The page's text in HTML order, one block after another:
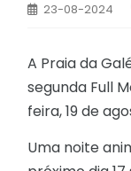
23-08-2024
A Praia da
segunda Full
feira, 19 de
Uma noite